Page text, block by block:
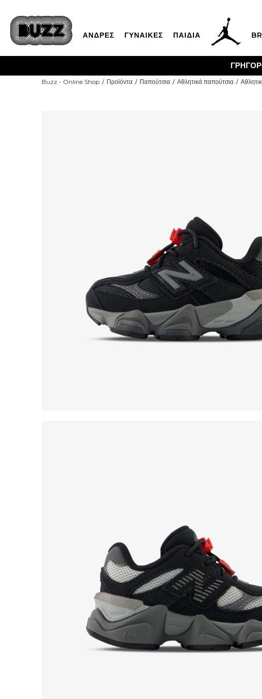
ΑΝΔΡΕΣ ΓΥΝΑΙΚΕΣ ΠΑΙΔΙΑ
Buzz - Online Shop Προϊόντα Παπούτσια Αθλητικά παπούτσια